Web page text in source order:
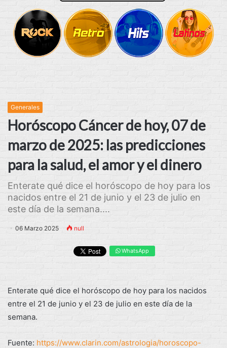
Generales
Horóscopo Cáncer de hoy, 07 de
marzo de 2025: las predicciones
para la salud, el amor y el dinero
Enterate qué dice el horóscopo de hoy para los
nacidos entre el 21 de junio y el 23 de julio en
este día de la semana....
06 Marzo 2025 null
WhatsApp
Enterate qué dice el horóscopo de hoy para los nacidos
entre el 21 de junio y el 23 de julio en este día de la
semana.
Fuente: https://www.clarin.com/astrologia/horoscopo-